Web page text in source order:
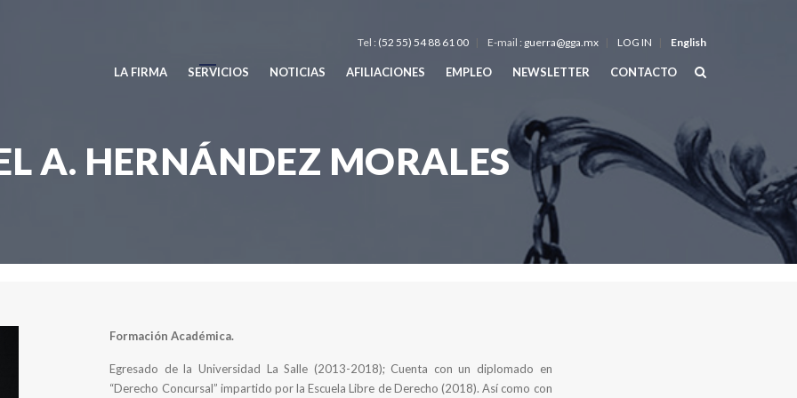
Tel : (52 55) 54 88 61 00 E-mail : guerra@gga.mx LOG IN English
LA FIRMA SERVICIOS NOTICIAS AFILIACIONES EMPLEO NEWSLETTER CONTACTO
A. HERNÁNDEZ MORALES
Formación Académica.
Egresado de la Universidad La Salle (2013-2018); Cuenta con un diplomado en
“Derecho Concursal” impartido por la Escuela Libre de Derecho (2018). Así como con